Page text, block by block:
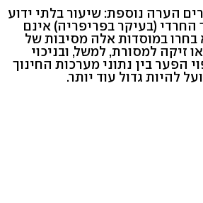
הערה נוספת: שיעור בלתי ידוע
החרדי (בעיקר בפריפריה) אינם
במוסדות אלה מסיבות של
זיקה למסורת, למשל, ובניכוי
הפער בין נתוני מערכות החינוך
להיות גדול עוד יותר.